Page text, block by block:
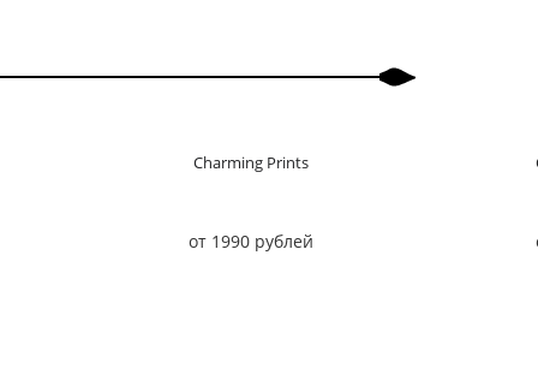
Charming Prints
от 1990 рублей